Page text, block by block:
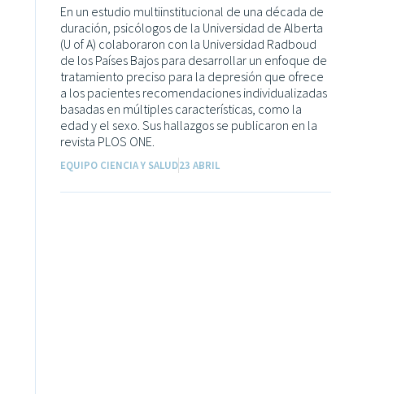
En un estudio multiinstitucional de una década de
duración, psicólogos de la Universidad de Alberta
(U of A) colaboraron con la Universidad Radboud
de los Países Bajos para desarrollar un enfoque de
tratamiento preciso para la depresión que ofrece
a los pacientes recomendaciones individualizadas
basadas en múltiples características, como la
edad y el sexo. Sus hallazgos se publicaron en la
revista PLOS ONE.
EQUIPO CIENCIA Y SALUD23 ABRIL